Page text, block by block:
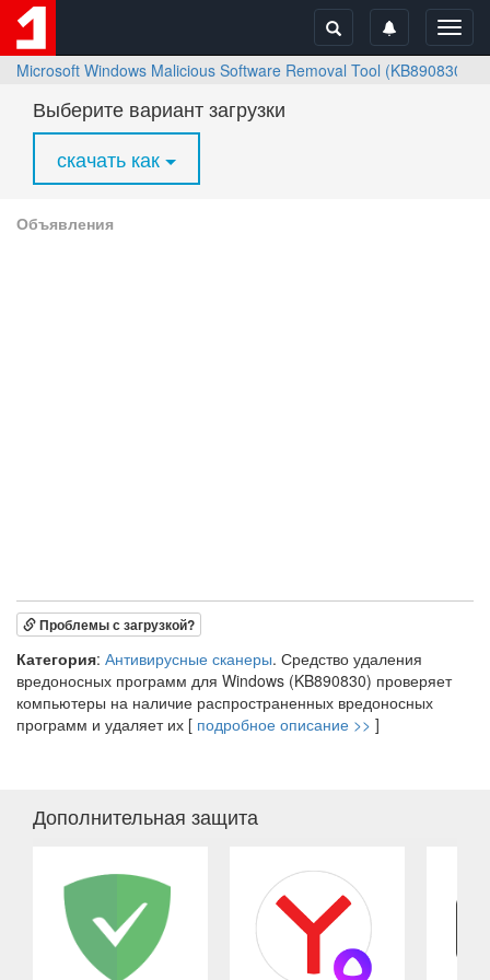
Microsoft Windows Malicious Software Removal Tool (KB890830)
Выберите вариант загрузки
скачать как
Объявления
Проблемы с загрузкой?
Категория: Антивирусные сканеры. Средство удаления
вредоносных программ для Windows (KB890830) проверяет
компьютеры на наличие распространенных вредоносных
программ и удаляет их [ подробное описание >> ]
Дополнительная защита